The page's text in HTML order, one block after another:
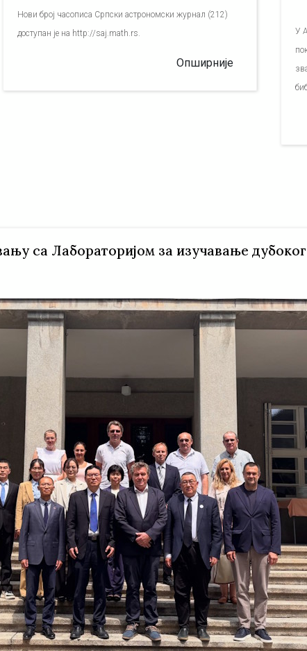
Нови број часописа Српски астрономски журнал (212)
доступан је на http://saj.math.rs.
Опширније
У
са Лабораторијом за изучавање